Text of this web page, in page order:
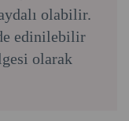
olabilir.
edinilebilir
olarak